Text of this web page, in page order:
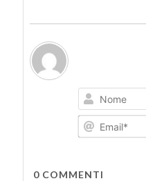
0COMMENTI